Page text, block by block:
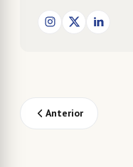
Anterior